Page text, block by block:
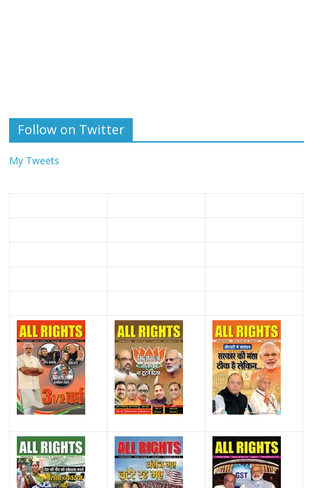
Follow on Twitter
My Tweets